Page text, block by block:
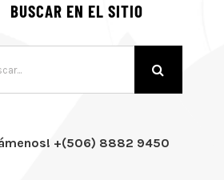
BUSCAR EN EL SITIO
+(506) 8882 9450